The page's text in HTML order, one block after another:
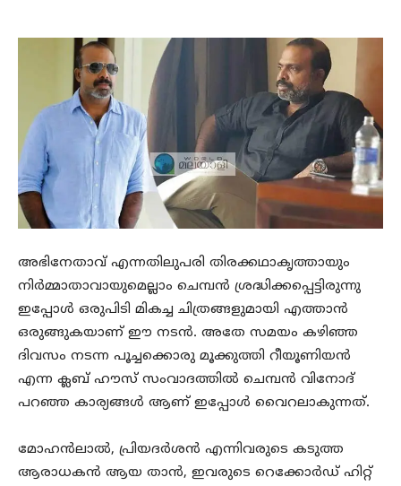
അഭിനേതാവ് എന്നതിലുപരി തിരക്കഥാകൃത്തായും
നിർമ്മാതാവായുമെല്ലാം ചെമ്പൻ ശ്രദ്ധിക്കപ്പെട്ടിരുന്നു
ഇപ്പോൾ ഒരുപിടി മികച്ച ചിത്രങ്ങളുമായി എത്താൻ
ഒരുങ്ങുകയാണ് ഈ നടൻ. അതേ സമയം കഴിഞ്ഞ
ദിവസം നടന്ന പൂച്ചക്കൊരു മൂക്കുത്തി റീയൂണിയൻ
എന്ന ക്ലബ് ഹൗസ് സംവാദത്തിൽ ചെമ്പൻ വിനോദ്
പറഞ്ഞ കാര്യങ്ങൾ ആണ് ഇപ്പോൾ വൈറലാകുന്നത്.
മോഹൻലാൽ, പ്രിയദർശൻ എന്നിവരുടെ കടുത്ത
ആരാധകൻ ആയ താൻ, ഇവരുടെ റെക്കോർഡ് ഹിറ്റ്